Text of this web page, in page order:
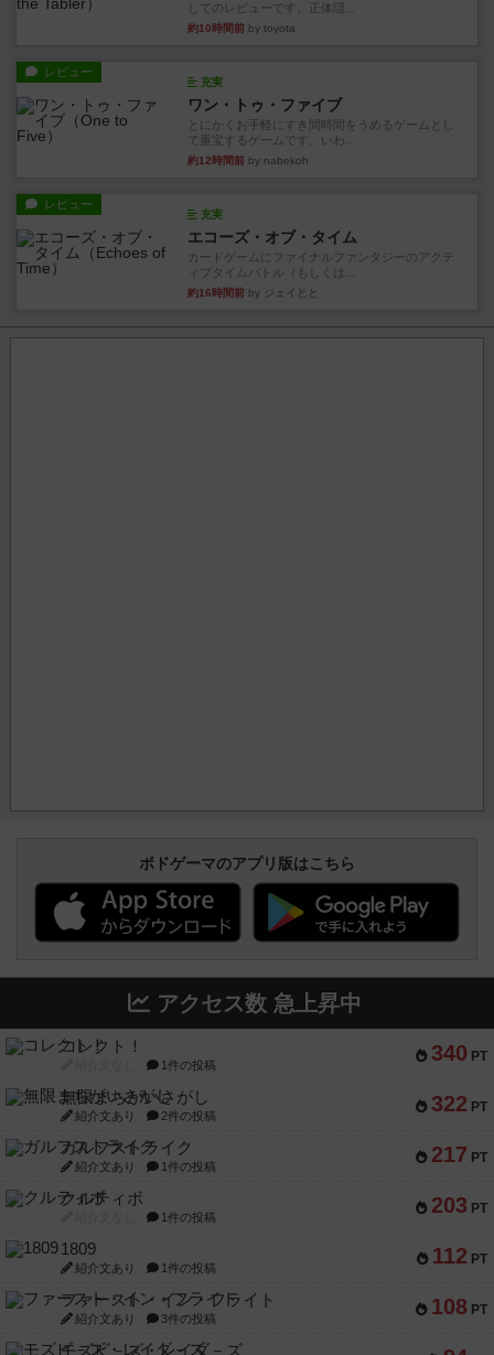
してのレビューです。正体隠...
約10時間前 by toyota
レビュー
充実
ワン・トゥ・ファイブ
とにかくお手軽にすき間時間をうめるゲームとし
て重宝するゲームです。いわ...
約12時間前 by nabekoh
レビュー
充実
エコーズ・オブ・タイム
カードゲームにファイナルファンタジーのアクテ
ィブタイムバトル（もしくは...
約16時間前 by ジェイとと
ボドゲーマのアプリ版はこちら
アクセス数 急上昇中
340 PT
コレクト！
1件の投稿
322 PT
無限まちがいさがし
紹介文あり 2件の投稿
217 PT
ガルフストライク
紹介文あり 1件の投稿
203 PT
クルティボ
1件の投稿
112 PT
1809
紹介文あり 1件の投稿
108 PT
ファースト・イン・フライト
紹介文あり 3件の投稿
モズビ－ズ・レイダ－ズ